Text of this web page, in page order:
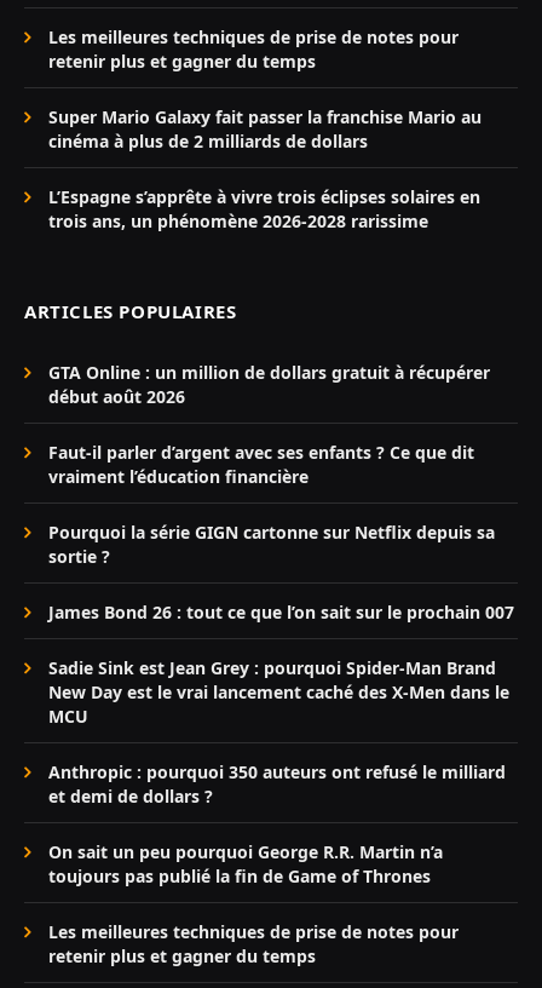
Les meilleures techniques de prise de notes pour
retenir plus et gagner du temps
Super Mario Galaxy fait passer la franchise Mario au
cinéma à plus de 2 milliards de dollars
L’Espagne s’apprête à vivre trois éclipses solaires en
trois ans, un phénomène 2026-2028 rarissime
ARTICLES POPULAIRES
GTA Online : un million de dollars gratuit à récupérer
début août 2026
Faut-il parler d’argent avec ses enfants ? Ce que dit
vraiment l’éducation financière
Pourquoi la série GIGN cartonne sur Netflix depuis sa
sortie ?
James Bond 26 : tout ce que l’on sait sur le prochain 007
Sadie Sink est Jean Grey : pourquoi Spider-Man Brand
New Day est le vrai lancement caché des X-Men dans le
MCU
Anthropic : pourquoi 350 auteurs ont refusé le milliard
et demi de dollars ?
On sait un peu pourquoi George R.R. Martin n’a
toujours pas publié la fin de Game of Thrones
Les meilleures techniques de prise de notes pour
retenir plus et gagner du temps